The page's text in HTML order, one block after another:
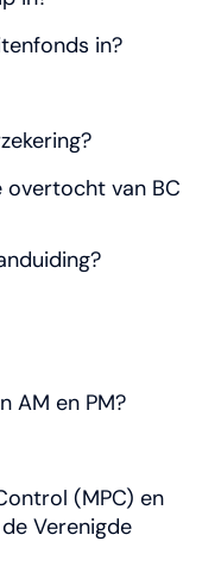
in?
overtocht van BC
AM en PM?
(MPC) en
Verenigde